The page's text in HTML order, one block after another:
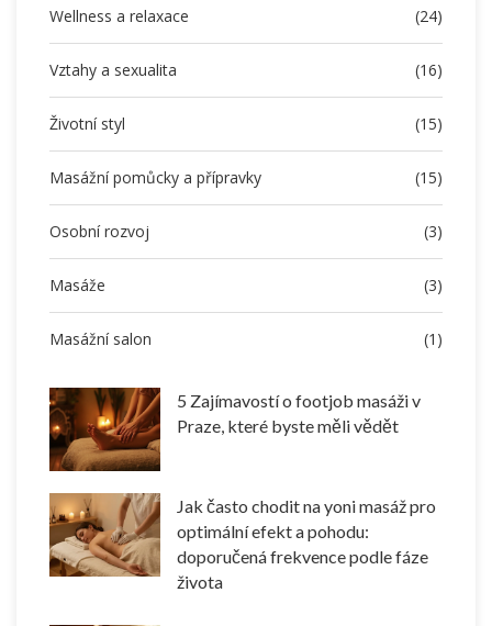
Wellness a relaxace (24)
Vztahy a sexualita (16)
Životní styl (15)
Masážní pomůcky a přípravky (15)
Osobní rozvoj (3)
Masáže (3)
Masážní salon (1)
5 Zajímavostí o footjob masáži v
Praze, které byste měli vědět
Jak často chodit na yoni masáž pro
optimální efekt a pohodu:
doporučená frekvence podle fáze
života